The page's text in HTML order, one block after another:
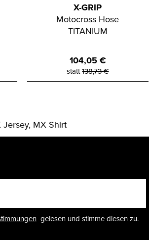
X-GRIP
Motocross Hose
TITANIUM
104,05€
statt138,73€
Jersey, MX Shirt
gelesen und stimme diesen zu.